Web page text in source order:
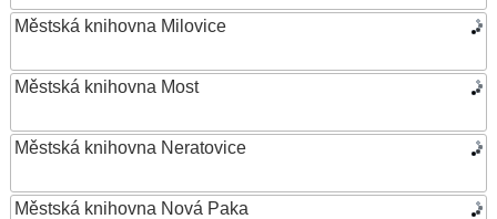
Městská knihovna Milovice
Městská knihovna Most
Městská knihovna Neratovice
Městská knihovna Nová Paka